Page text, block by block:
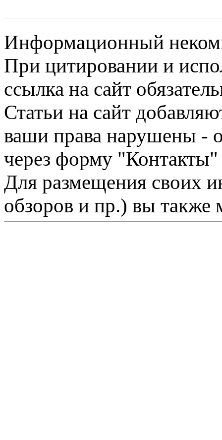
Информационный
При цитировании и
ссылка на сайт
Статьи на сайт
ваши права нарушены -
через форму "Контакты"
Для размещения своих
обзоров и пр.) вы также